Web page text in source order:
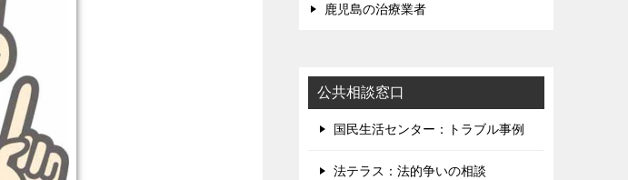
鹿児島の治療業者
公共相談窓口
国民生活センター：トラブル事例
法テラス：法的争いの相談